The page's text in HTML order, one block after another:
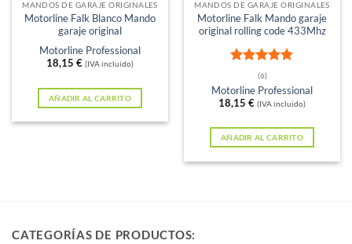
MANDOS DE GARAJE ORIGINALES
Motorline Falk Blanco Mando
garaje original
Motorline Professional
18,15 € (IVA incluido)
AÑADIR AL CARRITO
MANDOS DE GARAJE ORIGINALES
Motorline Falk Mando garaje
original rolling code 433Mhz
Valorado
con
4.83
de 5
(6)
Motorline Professional
18,15 € (IVA incluido)
AÑADIR AL CARRITO
CATEGORÍAS DE PRODUCTOS: